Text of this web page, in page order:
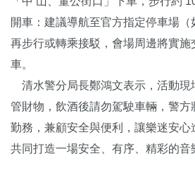
開車：建議導航至官方指定停車場（
再步行或轉乘接駁，會場周邊將實
車。
清水警分局長鄭鴻文表示，活動現
管財物，飲酒後請勿駕駛車輛，警
勤務，兼顧安全與便利，讓樂迷安心
共同打造一場安全、有序、精彩的音